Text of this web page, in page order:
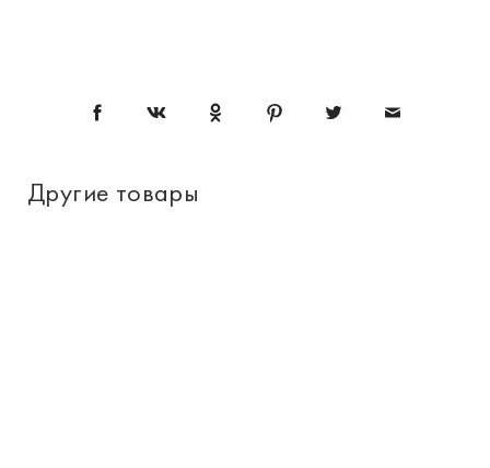
Другие товары